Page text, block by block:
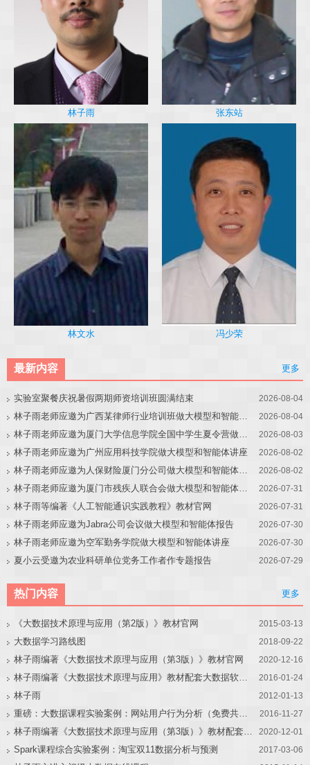
林子雨 张东站
林文水 冯少荣
最新内容 更多
实验室聚餐庆祝暑假两期师资培训班圆满结束 2026-08-04
2026-08-04
2026-08-03
林子雨老师应邀为广州应用科技学院做大模型和智能体讲座 2026-08-02
2026-08-02
2026-07-31
林子雨等编著《人工智能通识实践教程》教材官网 2026-07-31
林子雨老师应邀为Jabra公司会议做大模型和智能体报告 2026-07-30
林子雨老师应邀为空军勤务学院做大模型和智能体讲座 2026-07-30
夏小云受邀为农业科研单位党务工作者作专题报告 2026-07-29
热门内容 更多
《大数据技术原理与应用（第2版）》教材官网 2015-03-13
大数据学习路线图 2018-09-22
林子雨编著《大数据技术原理与应用（第3版）》教材官网 2020-12-16
2016-01-24
林子雨 2012-01-13
2016-11-27
2020-12-01
Spark课程综合实验案例：淘宝双11数据分析与预测 2017-03-06